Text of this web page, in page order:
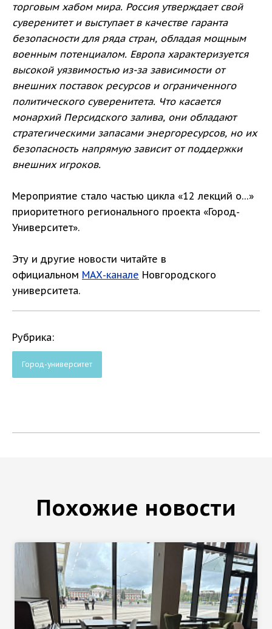
торговым хабом мира. Россия утверждает свой
суверенитет и выступает в качестве гаранта
безопасности для ряда стран, обладая мощным
военным потенциалом. Европа характеризуется
высокой уязвимостью из-за зависимости от
внешних поставок ресурсов и ограниченного
политического суверенитета. Что касается
монархий Персидского залива, они обладают
стратегическими запасами энергоресурсов, но их
безопасность напрямую зависит от поддержки
внешних игроков.
Мероприятие стало частью цикла «12 лекций о…»
приоритетного регионального проекта «Город-
Университет».
Эту и другие новости читайте в
официальном МАХ-канале Новгородского
университета.
Рубрика:
Город-университет
Похожие новости